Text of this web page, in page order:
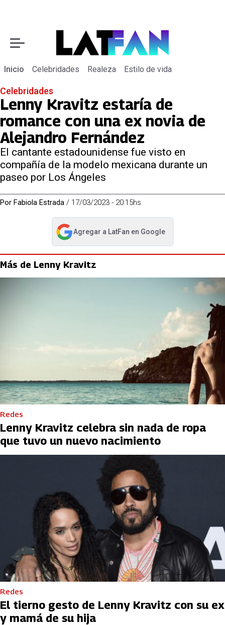
Inicio Celebridades Realeza Estilo de vida
Celebridades
Lenny Kravitz estaría de
romance con una ex novia de
Alejandro Fernández
El cantante estadounidense fue visto en
compañía de la modelo mexicana durante un
paseo por Los Ángeles
Por Fabiola Estrada / 17/03/2023 - 20:15hs
Agregar a LatFan en Google
abre en nueva pestaña
Más de Lenny Kravitz
Redes
Lenny Kravitz celebra sin nada de ropa
que tuvo un nuevo nacimiento
Redes
El tierno gesto de Lenny Kravitz con su ex
y mamá de su hija